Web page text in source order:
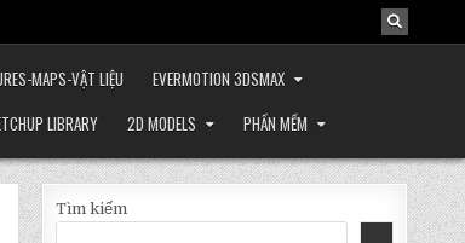
MAPS-VẬT LIỆU
EVERMOTION 3DSMAX
LIBRARY 2D MODELS PHẦN MỀM
Tìm kiếm